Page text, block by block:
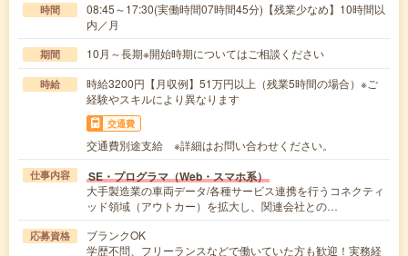
時間
08:45～17:30(実働時間07時間45分)【残業少なめ】10時間以
内／月
期間 10月～長期※開始時期についてはご相談ください
時給
時給3200円【月収例】51万円以上（残業5時間の場合）※ご
経験やスキルにより異なります
交通費
交通費別途支給 ※詳細はお問い合わせください。
仕事内容 SE・プログラマ（Web・スマホ系）
大手製造業の車両データ/各種サービス連携を行うコネクティ
ッド領域（アウトカー）を拡大し、関連会社との…
応募資格
ブランクOK
学歴不問、フリーランスなどで働いていた方も歓迎！実務経